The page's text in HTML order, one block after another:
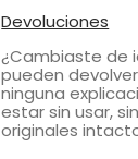
Devoluciones
¿Cambiaste de
pueden
ninguna
estar sin usar,
originales